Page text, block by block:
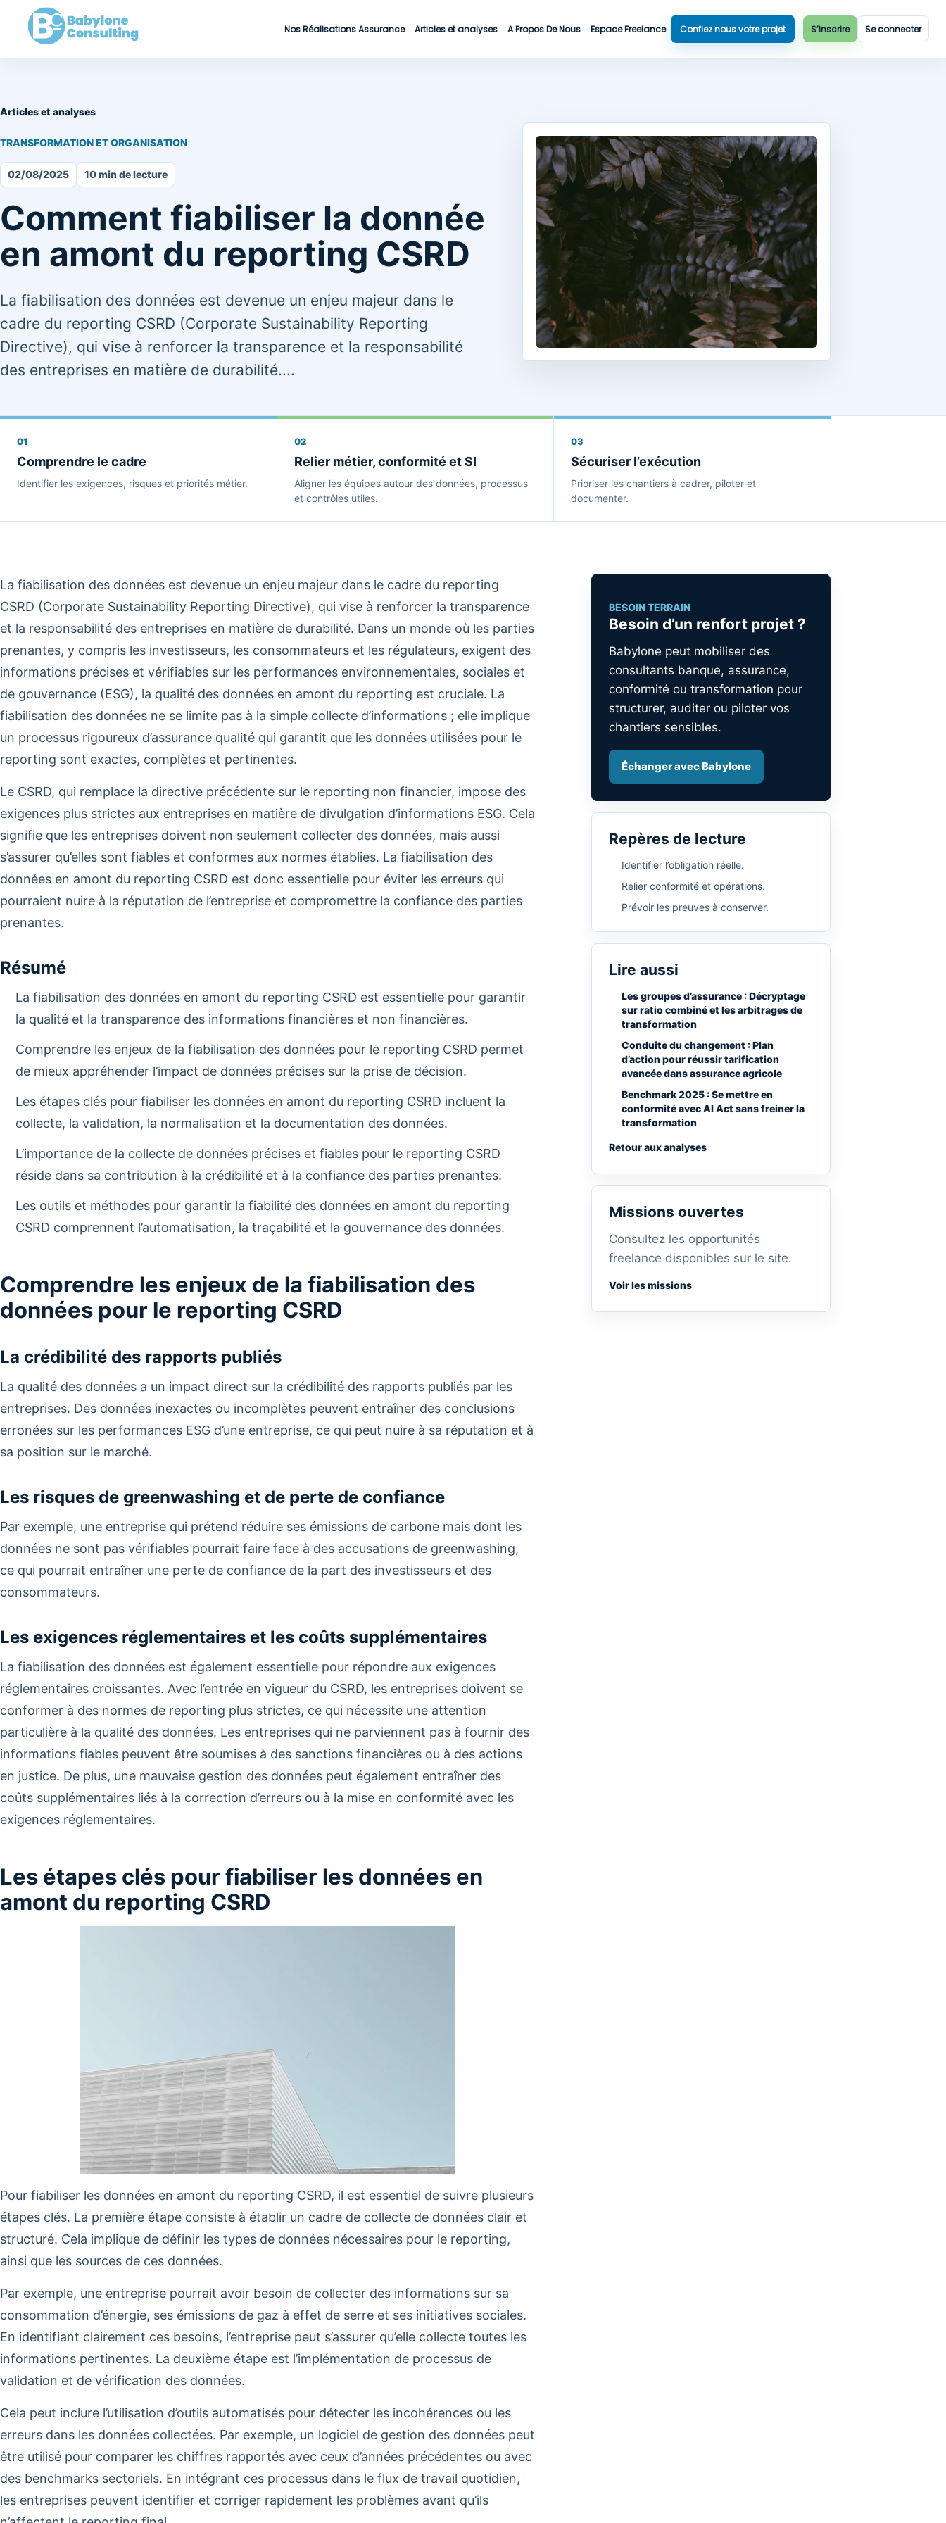
Nos Réalisations Assurance Articles et analyses A Propos De Nous Espace Freelance Confiez nous votre projet S’inscrire Se connecter
Articles et analyses
TRANSFORMATION ET ORGANISATION
02/08/2025 10 min de lecture
Comment fiabiliser la donnée
en amont du reporting CSRD
La fiabilisation des données est devenue un enjeu majeur dans le
cadre du reporting CSRD (Corporate Sustainability Reporting
Directive), qui vise à renforcer la transparence et la responsabilité
des entreprises en matière de durabilité....
01
Comprendre le cadre
Identifier les exigences, risques et priorités métier.
02
Relier métier, conformité et SI
Aligner les équipes autour des données, processus
et contrôles utiles.
03
Sécuriser l’exécution
Prioriser les chantiers à cadrer, piloter et
documenter.
La fiabilisation des données est devenue un enjeu majeur dans le cadre du reporting
CSRD (Corporate Sustainability Reporting Directive), qui vise à renforcer la transparence
et la responsabilité des entreprises en matière de durabilité. Dans un monde où les parties
prenantes, y compris les investisseurs, les consommateurs et les régulateurs, exigent des
informations précises et vérifiables sur les performances environnementales, sociales et
de gouvernance (ESG), la qualité des données en amont du reporting est cruciale. La
fiabilisation des données ne se limite pas à la simple collecte d’informations ; elle implique
un processus rigoureux d’assurance qualité qui garantit que les données utilisées pour le
reporting sont exactes, complètes et pertinentes.
Le CSRD, qui remplace la directive précédente sur le reporting non financier, impose des
exigences plus strictes aux entreprises en matière de divulgation d’informations ESG. Cela
signifie que les entreprises doivent non seulement collecter des données, mais aussi
s’assurer qu’elles sont fiables et conformes aux normes établies. La fiabilisation des
données en amont du reporting CSRD est donc essentielle pour éviter les erreurs qui
pourraient nuire à la réputation de l’entreprise et compromettre la confiance des parties
prenantes.
Résumé
La fiabilisation des données en amont du reporting CSRD est essentielle pour garantir
la qualité et la transparence des informations financières et non financières.
Comprendre les enjeux de la fiabilisation des données pour le reporting CSRD permet
de mieux appréhender l’impact de données précises sur la prise de décision.
Les étapes clés pour fiabiliser les données en amont du reporting CSRD incluent la
collecte, la validation, la normalisation et la documentation des données.
L’importance de la collecte de données précises et fiables pour le reporting CSRD
réside dans sa contribution à la crédibilité et à la confiance des parties prenantes.
Les outils et méthodes pour garantir la fiabilité des données en amont du reporting
CSRD comprennent l’automatisation, la traçabilité et la gouvernance des données.
Comprendre les enjeux de la fiabilisation des
données pour le reporting CSRD
La crédibilité des rapports publiés
La qualité des données a un impact direct sur la crédibilité des rapports publiés par les
entreprises. Des données inexactes ou incomplètes peuvent entraîner des conclusions
erronées sur les performances ESG d’une entreprise, ce qui peut nuire à sa réputation et à
sa position sur le marché.
Les risques de greenwashing et de perte de confiance
Par exemple, une entreprise qui prétend réduire ses émissions de carbone mais dont les
données ne sont pas vérifiables pourrait faire face à des accusations de greenwashing,
ce qui pourrait entraîner une perte de confiance de la part des investisseurs et des
consommateurs.
Les exigences réglementaires et les coûts supplémentaires
La fiabilisation des données est également essentielle pour répondre aux exigences
réglementaires croissantes. Avec l’entrée en vigueur du CSRD, les entreprises doivent se
conformer à des normes de reporting plus strictes, ce qui nécessite une attention
particulière à la qualité des données. Les entreprises qui ne parviennent pas à fournir des
informations fiables peuvent être soumises à des sanctions financières ou à des actions
en justice. De plus, une mauvaise gestion des données peut également entraîner des
coûts supplémentaires liés à la correction d’erreurs ou à la mise en conformité avec les
exigences réglementaires.
Les étapes clés pour fiabiliser les données en
amont du reporting CSRD
Pour fiabiliser les données en amont du reporting CSRD, il est essentiel de suivre plusieurs
étapes clés. La première étape consiste à établir un cadre de collecte de données clair et
structuré. Cela implique de définir les types de données nécessaires pour le reporting,
ainsi que les sources de ces données.
Par exemple, une entreprise pourrait avoir besoin de collecter des informations sur sa
consommation d’énergie, ses émissions de gaz à effet de serre et ses initiatives sociales.
En identifiant clairement ces besoins, l’entreprise peut s’assurer qu’elle collecte toutes les
informations pertinentes. La deuxième étape est l’implémentation de processus de
validation et de vérification des données.
Cela peut inclure l’utilisation d’outils automatisés pour détecter les incohérences ou les
erreurs dans les données collectées. Par exemple, un logiciel de gestion des données peut
être utilisé pour comparer les chiffres rapportés avec ceux d’années précédentes ou avec
des benchmarks sectoriels. En intégrant ces processus dans le flux de travail quotidien,
les entreprises peuvent identifier et corriger rapidement les problèmes avant qu’ils
BESOIN TERRAIN
Besoin d’un renfort projet ?
Babylone peut mobiliser des
consultants banque, assurance,
conformité ou transformation pour
structurer, auditer ou piloter vos
chantiers sensibles.
Échanger avec Babylone
Repères de lecture
Identifier l’obligation réelle.
Relier conformité et opérations.
Prévoir les preuves à conserver.
Lire aussi
Les groupes d’assurance : Décryptage
sur ratio combiné et les arbitrages de
transformation
Conduite du changement : Plan
d’action pour réussir tarification
avancée dans assurance agricole
Benchmark 2025 : Se mettre en
conformité avec AI Act sans freiner la
transformation
Retour aux analyses
Missions ouvertes
Consultez les opportunités
freelance disponibles sur le site.
Voir les missions